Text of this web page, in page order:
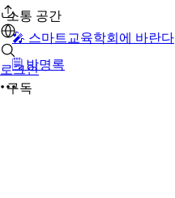
로그인
소통 공간
🎤 스마트교육학회에 바란다
🗒️ 방명록
구독